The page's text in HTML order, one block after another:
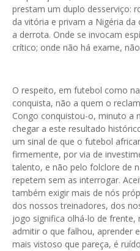
prestam um duplo desserviço:
da vitória e privam a Nigéria
a derrota. Onde se invocam
crítico; onde não há exame,
O respeito, em futebol como
conquista, não a quem o
Congo conquistou-o, minuto a
chegar a este resultado
um sinal de que o futebol
firmemente, por via de
talento, e não pelo folclore de
repetem sem as interrogar.
também exigir mais de nós
dos nossos treinadores, dos
jogo significa olhá-lo de
admitir o que falhou, aprender
mais vistoso que pareça, é